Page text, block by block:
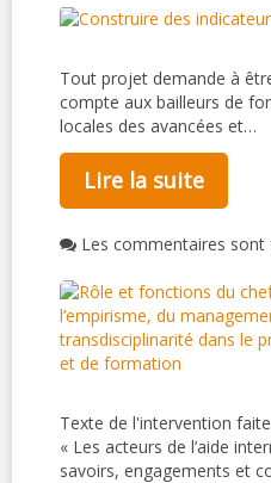
Tout projet demande à
compte aux bailleurs de
locales des avancées et…
Lire la suite
Les commentaires sont
Texte de l'intervention
« Les acteurs de l’aide
savoirs, engagements et